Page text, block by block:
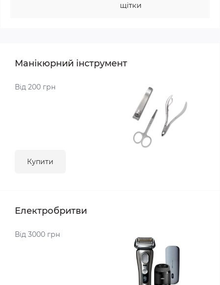
щітки
Манікюрний інструмент
Від 200 грн
Купити
Електробритви
Від 3000 грн